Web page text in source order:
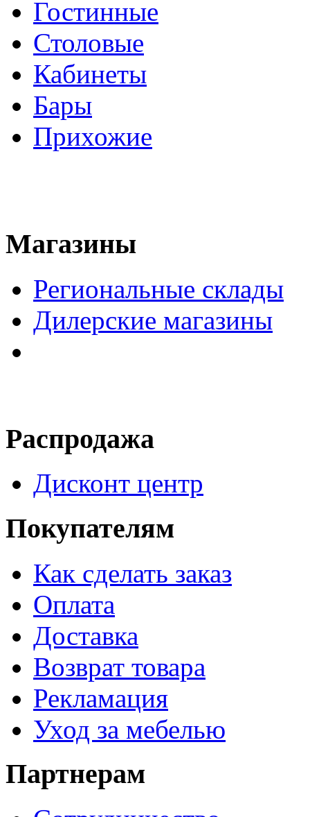
Гостинные
Столовые
Кабинеты
Бары
Прихожие
Магазины
Региональные склады
Дилерские магазины
Распродажа
Дисконт центр
Покупателям
Как сделать заказ
Оплата
Доставка
Возврат товара
Рекламация
Уход за мебелью
Партнерам